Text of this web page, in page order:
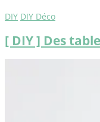
DIY DIY Déco
[ DIY ] Des